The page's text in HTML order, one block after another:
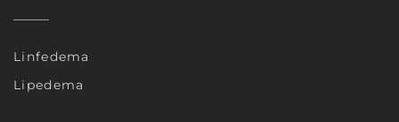
Linfedema
Lipedema